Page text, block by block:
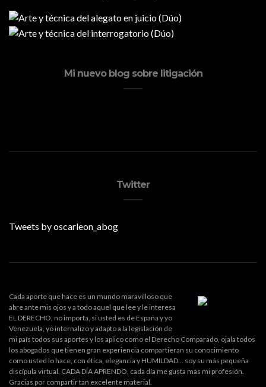
Mi nuevo blog sobre litigación
Twitter
Tweets by oscarleon_abog
Cada aporte que hace es un mundo maravilloso que
abre ante mis ojos y a todo aquel que lee y le interesa
EL DERECHO, no importa, si usted es de España y yo
Venezuela, yo internalizo y adapto a la legislación de
mi país todos sus aportes y los aplico como el Derecho Comparado, ojala todos
los abogados que tienen gran experiencia compartieran su conocimiento
como usted lo hace, con ética, elegancia y HUMILDAD... soy su más pequeña
discípula virtual. CADA DÍA APRENDO, cada día me gusta mas mi profesión.
Gracias por compartir tan excelente material.